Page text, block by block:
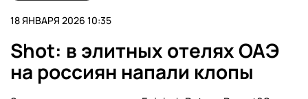
18 ЯНВАРЯ 2026 10:35
Shot: в элитных отелях ОАЭ
на россиян напали клопы